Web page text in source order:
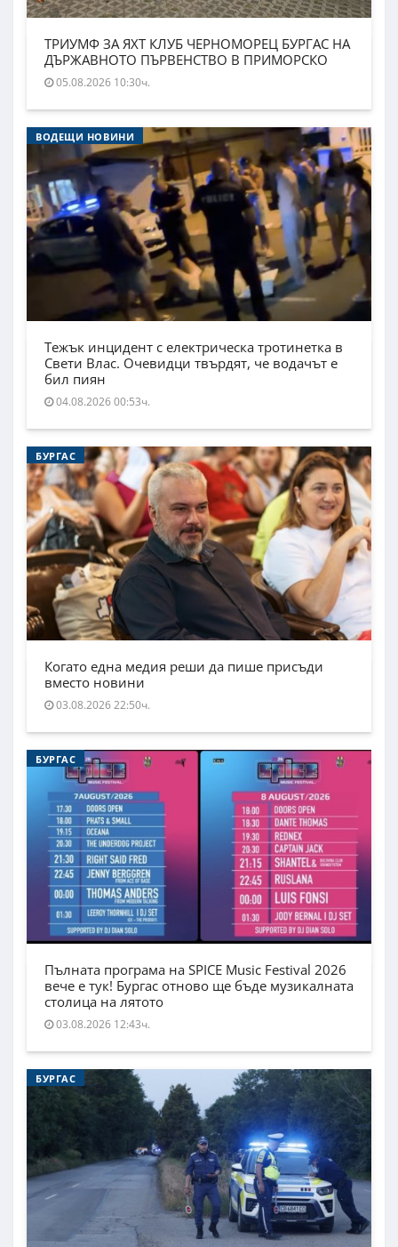
ТРИУМФ ЗА ЯХТ КЛУБ ЧЕРНОМОРЕЦ БУРГАС НА
ДЪРЖАВНОТО ПЪРВЕНСТВО В ПРИМОРСКО
05.08.2026 10:30ч.
ВОДЕЩИ НОВИНИ
Тежък инцидент с електрическа тротинетка в
Свети Влас. Очевидци твърдят, че водачът е
бил пиян
04.08.2026 00:53ч.
БУРГАС
Когато една медия реши да пише присъди
вместо новини
03.08.2026 22:50ч.
БУРГАС
Пълната програма на SPICE Music Festival 2026
вече е тук! Бургас отново ще бъде музикалната
столица на лятото
03.08.2026 12:43ч.
БУРГАС